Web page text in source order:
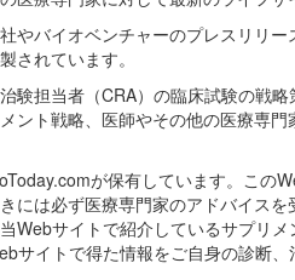
やバイオベンチャーのプレスリリ
されています。
験担当者（CRA）の臨床試験の戦
ント戦略、医師やその他の医療専
が保有しています。こ
には必ず医療専門家のアドバイス
Webサイトで紹介しているサプリ
サイトで得た情報をご自身の診断